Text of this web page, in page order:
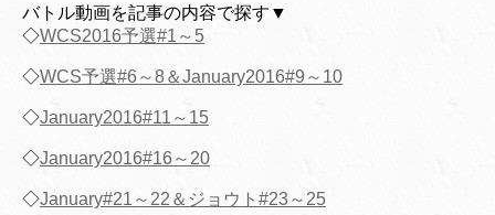
バトル動画を記事の内容で探す▼
◇WCS2016予選#1～5
◇WCS予選#6～8＆January2016#9～10
◇January2016#11～15
◇January2016#16～20
◇January#21～22＆ジョウト#23～25